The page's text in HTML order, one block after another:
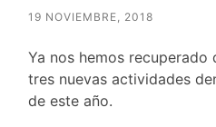
19 NOVIEMBRE, 2018
Ya nos hemos
tres nuevas actividades
de este año.